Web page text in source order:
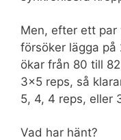
Men, efter ett par
försöker lägga
ökar från 80 till
3×5 reps, så
5, 4, 4 reps, eller
Vad har hänt?